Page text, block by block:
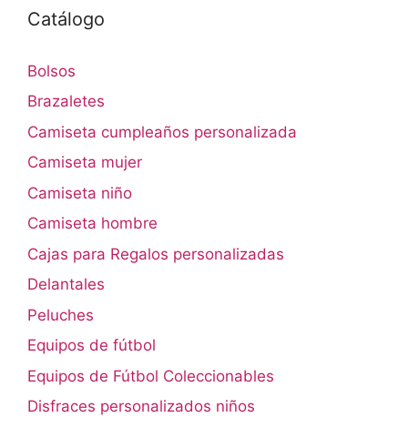
Catálogo
Bolsos
Brazaletes
Camiseta cumpleaños personalizada
Camiseta mujer
Camiseta niño
Camiseta hombre
Cajas para Regalos personalizadas
Delantales
Peluches
Equipos de fútbol
Equipos de Fútbol Coleccionables
Disfraces personalizados niños